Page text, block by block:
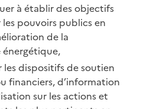
à établir des objectifs
pouvoirs publics en
de la
dispositifs de soutien
financiers, d’information
sur les actions et